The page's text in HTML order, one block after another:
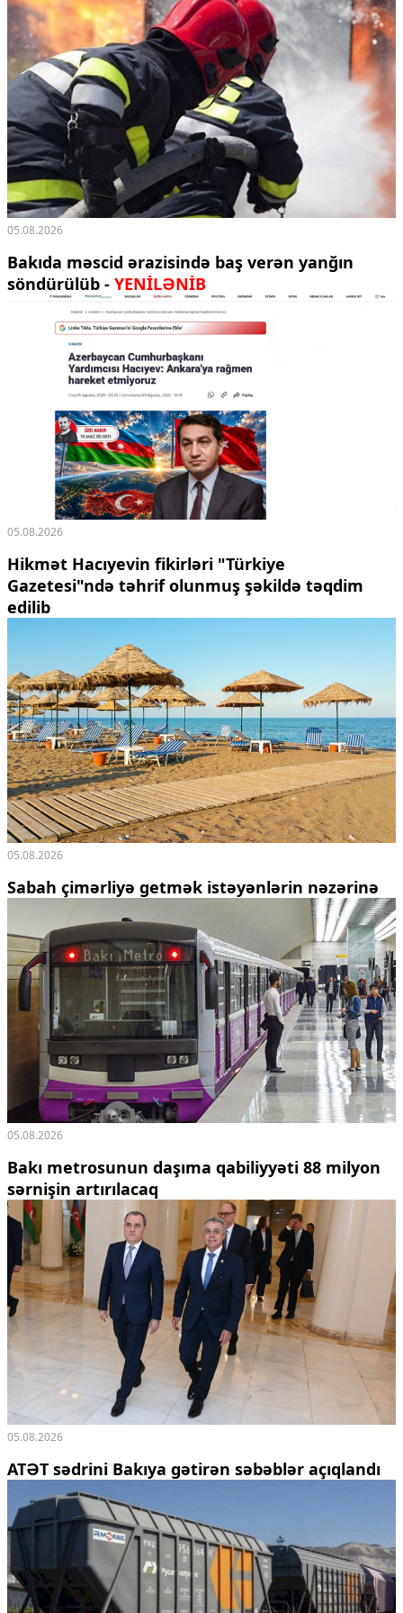
05.08.2026
Bakıda məscid ərazisində baş verən yanğın
söndürülüb - YENİLƏNİB
05.08.2026
Hikmət Hacıyevin fikirləri "Türkiye
Gazetesi"ndə təhrif olunmuş şəkildə təqdim
edilib
05.08.2026
Sabah çimərliyə getmək istəyənlərin nəzərinə
05.08.2026
Bakı metrosunun daşıma qabiliyyəti 88 milyon
sərnişin artırılacaq
05.08.2026
ATƏT sədrini Bakıya gətirən səbəblər açıqlandı